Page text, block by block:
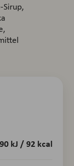
Sirup,
kJ / 92 kcal